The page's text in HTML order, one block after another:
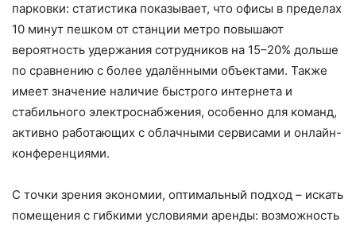
парковки: статистика показывает, что офисы в пределах
10 минут пешком от станции метро повышают
вероятность удержания сотрудников на 15–20% дольше
по сравнению с более удалёнными объектами. Также
имеет значение наличие быстрого интернета и
стабильного электроснабжения, особенно для команд,
активно работающих с облачными сервисами и онлайн-
конференциями.
С точки зрения экономии, оптимальный подход – искать
помещения с гибкими условиями аренды: возможность